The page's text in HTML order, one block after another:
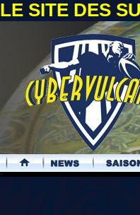
LE SITE DES
.